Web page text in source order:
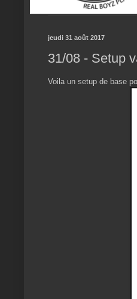
jeudi 31 août 2017
31/08 - Setup
Voila un setup de base